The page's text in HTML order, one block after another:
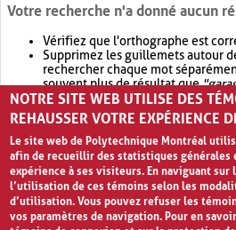
Votre recherche n'a donné aucun
Vérifiez que l'orthographe est
Supprimez les guillemets autour
rechercher chaque mot
souvent plus de résultat que
Envisagez d'élargir votre
retournera souvent plus de
NOTRE SITE WEB UTILISE DES
REHAUSSER VOTRE EXPÉRIENCE
Le site web de Polytechnique Montréal
afin de recueillir des statistiques
expérience à ses visiteurs. En naviguant sur
l’utilisation de ces témoins selon les
d’utilisation. Vous pouvez refuser les
vos paramètres de navigation. Pour en